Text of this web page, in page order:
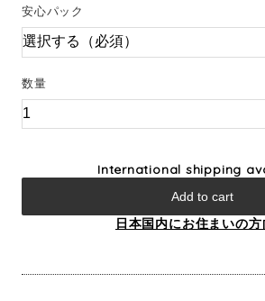
安心パック
数量
International shipping
Add to cart
日本国内にお住まいの方